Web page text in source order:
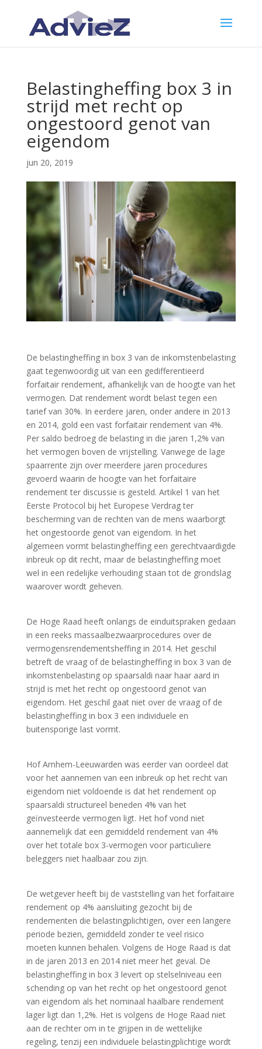
Belastingheffing box 3 in
strijd met recht op
ongestoord genot van
eigendom
jun 20, 2019
De belastingheffing in box 3 van de inkomstenbelasting
gaat tegenwoordig uit van een gedifferentieerd
forfaitair rendement, afhankelijk van de hoogte van het
vermogen. Dat rendement wordt belast tegen een
tarief van 30%. In eerdere jaren, onder andere in 2013
en 2014, gold een vast forfaitair rendement van 4%.
Per saldo bedroeg de belasting in die jaren 1,2% van
het vermogen boven de vrijstelling. Vanwege de lage
spaarrente zijn over meerdere jaren procedures
gevoerd waarin de hoogte van het forfaitaire
rendement ter discussie is gesteld. Artikel 1 van het
Eerste Protocol bij het Europese Verdrag ter
bescherming van de rechten van de mens waarborgt
het ongestoorde genot van eigendom. In het
algemeen vormt belastingheffing een gerechtvaardigde
inbreuk op dit recht, maar de belastingheffing moet
wel in een redelijke verhouding staan tot de grondslag
waarover wordt geheven.
De Hoge Raad heeft onlangs de einduitspraken gedaan
in een reeks massaalbezwaarprocedures over de
vermogensrendementsheffing in 2014. Het geschil
betreft de vraag of de belastingheffing in box 3 van de
inkomstenbelasting op spaarsaldi naar haar aard in
strijd is met het recht op ongestoord genot van
eigendom. Het geschil gaat niet over de vraag of de
belastingheffing in box 3 een individuele en
buitensporige last vormt.
Hof Arnhem-Leeuwarden was eerder van oordeel dat
voor het aannemen van een inbreuk op het recht van
eigendom niet voldoende is dat het rendement op
spaarsaldi structureel beneden 4% van het
geïnvesteerde vermogen ligt. Het hof vond niet
aannemelijk dat een gemiddeld rendement van 4%
over het totale box 3-vermogen voor particuliere
beleggers niet haalbaar zou zijn.
De wetgever heeft bij de vaststelling van het forfaitaire
rendement op 4% aansluiting gezocht bij de
rendementen die belastingplichtigen, over een langere
periode bezien, gemiddeld zonder te veel risico
moeten kunnen behalen. Volgens de Hoge Raad is dat
in de jaren 2013 en 2014 niet meer het geval. De
belastingheffing in box 3 levert op stelselniveau een
schending op van het recht op het ongestoord genot
van eigendom als het nominaal haalbare rendement
lager ligt dan 1,2%. Het is volgens de Hoge Raad niet
aan de rechter om in te grijpen in de wettelijke
regeling, tenzij een individuele belastingplichtige wordt